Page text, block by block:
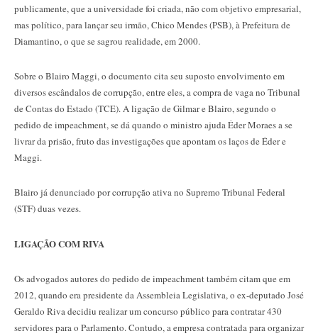
publicamente, que a universidade foi criada, não com objetivo empresarial,
mas político, para lançar seu irmão, Chico Mendes (PSB), à Prefeitura de
Diamantino, o que se sagrou realidade, em 2000.
Sobre o Blairo Maggi, o documento cita seu suposto envolvimento em
diversos escândalos de corrupção, entre eles, a compra de vaga no Tribunal
de Contas do Estado (TCE). A ligação de Gilmar e Blairo, segundo o
pedido de impeachment, se dá quando o ministro ajuda Éder Moraes a se
livrar da prisão, fruto das investigações que apontam os laços de Éder e
Maggi.
Blairo já denunciado por corrupção ativa no Supremo Tribunal Federal
(STF) duas vezes.
LIGAÇÃO COM RIVA
Os advogados autores do pedido de impeachment também citam que em
2012, quando era presidente da Assembleia Legislativa, o ex-deputado José
Geraldo Riva decidiu realizar um concurso público para contratar 430
servidores para o Parlamento. Contudo, a empresa contratada para organizar